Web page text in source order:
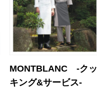
MONTBLANC -クッ
キング&サービス-